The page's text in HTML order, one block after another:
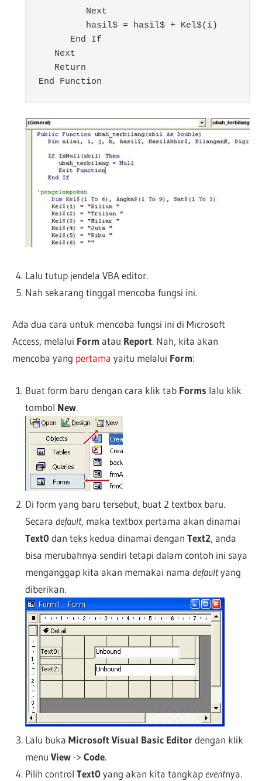
         Next
         hasil$ = hasil$ + Kel$(i)
      End If
   Next
   Return
Lalu tutup jendela VBA editor.
Nah sekarang tinggal mencoba fungsi ini.
Ada dua cara untuk mencoba fungsi ini di Microsoft
Access, melalui Formatau Report. Nah, kita akan
mencoba yang pertama yaitu melalui Form:
Buat form baru dengan cara klik tab Forms lalu klik
tombol New.
Di form yang baru tersebut, buat 2 textbox baru.
Secara default, maka textbox pertama akan dinamai
Text0 dan teks kedua dinamai dengan Text2, anda
bisa merubahnya sendiri tetapi dalam contoh ini saya
menganggap kita akan memakai nama defaultyang
diberikan.
Lalu buka Microsoft Visual Basic Editordengan klik
menu View-> Code.
Pilih control Text0 yang akan kita tangkap eventnya.